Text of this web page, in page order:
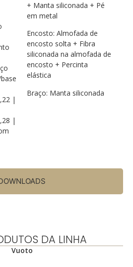
|
|
+ Manta siliconada + Pé
em metal
Encosto: Almofada de
encosto solta + Fibra
siliconada na almofada de
encosto + Percinta
elástica
Braço: Manta siliconada
DA LINHA
Vuoto